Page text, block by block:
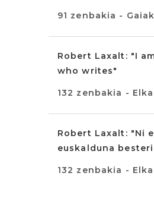
91 zenbakia - Gaiak
Robert Laxalt: "I
who writes"
132 zenbakia -
Robert Laxalt: "Ni
euskalduna
132 zenbakia -